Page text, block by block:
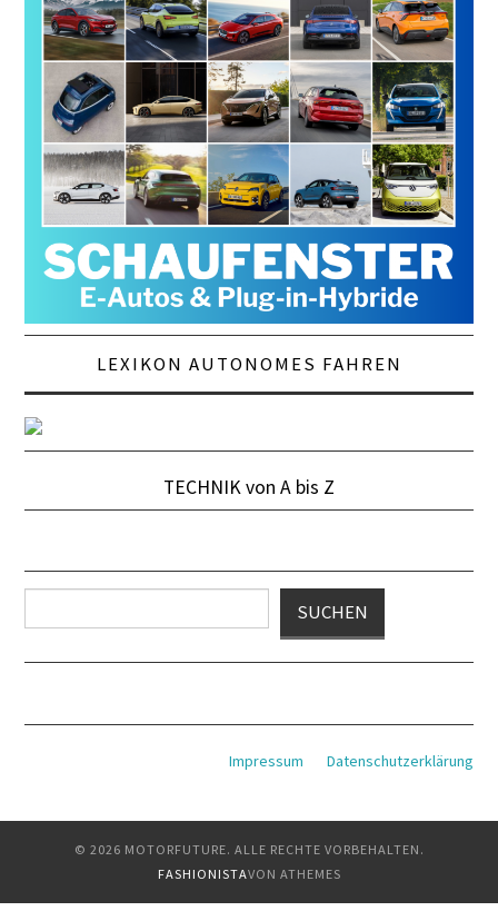
LEXIKON AUTONOMES FAHREN
TECHNIK von A bis Z
SUCHEN
Datenschutzerklärung
Impressum
© 2026 MOTORFUTURE. ALLE RECHTE VORBEHALTEN.
FASHIONISTAVON ATHEMES